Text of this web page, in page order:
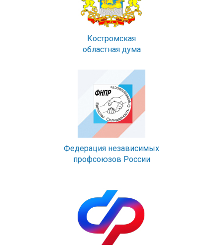
Костромская
областная дума
Федерация независимых
профсоюзов России